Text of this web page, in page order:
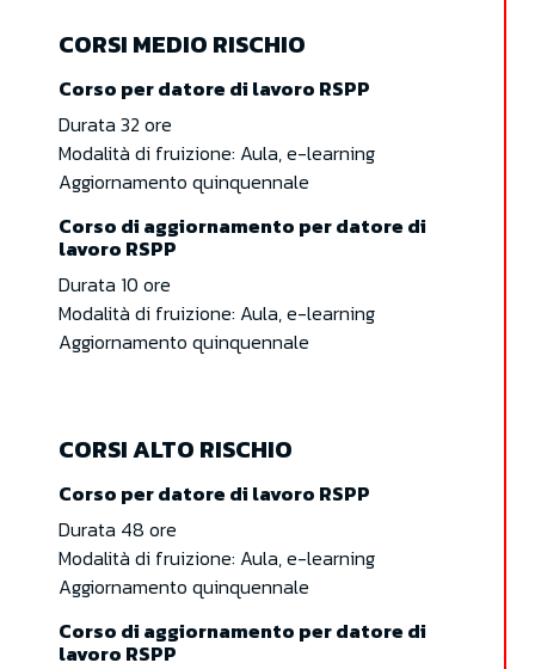
CORSI MEDIO RISCHIO
Corso per datore di lavoro RSPP
Durata 32 ore
Modalità di fruizione: Aula, e-learning
Aggiornamento quinquennale
Corso di aggiornamento per datore di
lavoro RSPP
Durata 10 ore
Modalità di fruizione: Aula, e-learning
Aggiornamento quinquennale
CORSI ALTO RISCHIO
Corso per datore di lavoro RSPP
Durata 48 ore
Modalità di fruizione: Aula, e-learning
Aggiornamento quinquennale
Corso di aggiornamento per datore di
lavoro RSPP